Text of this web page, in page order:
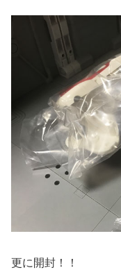
更に開封！！